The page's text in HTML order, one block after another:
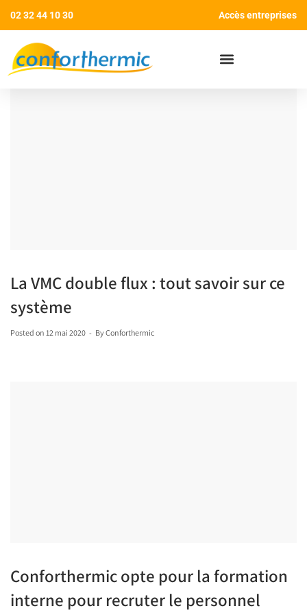
02 32 44 10 30 Accès entreprises
La VMC double flux : tout savoir sur ce
système
Posted on 12 mai 2020 ByConforthermic
Conforthermic opte pour la formation
interne pour recruter le personnel